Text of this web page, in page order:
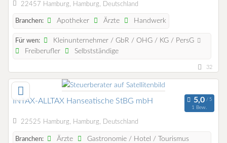
22457 Hamburg, Hamburg, Deutschland
Branchen: Apotheker Ärzte Handwerk
Für wen:
Kleinunternehmer / GbR / OHG / KG / PersG
Freiberufler
Selbstständige
32
INTAX-ALLTAX Hanseatische StBG mbH
1 Bew.
22525 Hamburg, Hamburg, Deutschland
Branchen: Ärzte
Gastronomie / Hotel / Tourismus